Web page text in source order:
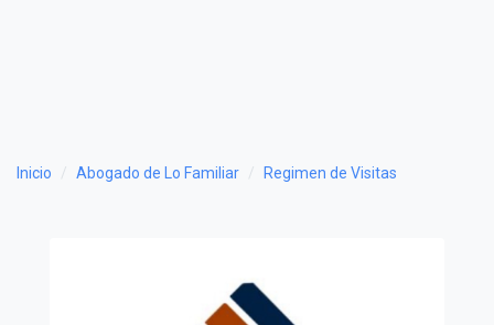
Inicio Abogado de Lo Familiar Regimen de Visitas